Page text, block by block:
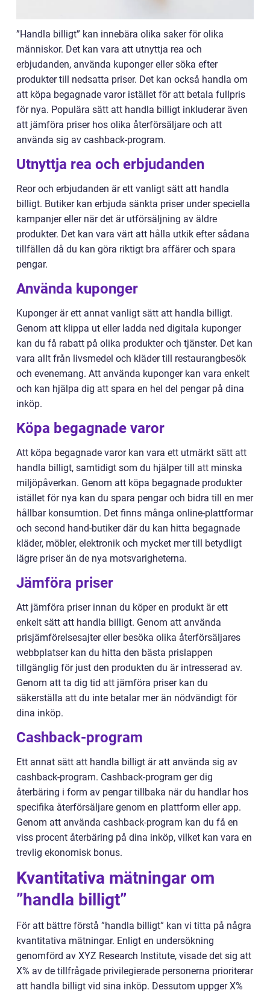
”Handla billigt” kan innebära olika saker för olika
människor. Det kan vara att utnyttja rea och
erbjudanden, använda kuponger eller söka efter
produkter till nedsatta priser. Det kan också handla om
att köpa begagnade varor istället för att betala fullpris
för nya. Populära sätt att handla billigt inkluderar även
att jämföra priser hos olika återförsäljare och att
använda sig av cashback-program.
Utnyttja rea och erbjudanden
Reor och erbjudanden är ett vanligt sätt att handla
billigt. Butiker kan erbjuda sänkta priser under speciella
kampanjer eller när det är utförsäljning av äldre
produkter. Det kan vara värt att hålla utkik efter sådana
tillfällen då du kan göra riktigt bra affärer och spara
pengar.
Använda kuponger
Kuponger är ett annat vanligt sätt att handla billigt.
Genom att klippa ut eller ladda ned digitala kuponger
kan du få rabatt på olika produkter och tjänster. Det kan
vara allt från livsmedel och kläder till restaurangbesök
och evenemang. Att använda kuponger kan vara enkelt
och kan hjälpa dig att spara en hel del pengar på dina
inköp.
Köpa begagnade varor
Att köpa begagnade varor kan vara ett utmärkt sätt att
handla billigt, samtidigt som du hjälper till att minska
miljöpåverkan. Genom att köpa begagnade produkter
istället för nya kan du spara pengar och bidra till en mer
hållbar konsumtion. Det finns många online-plattformar
och second hand-butiker där du kan hitta begagnade
kläder, möbler, elektronik och mycket mer till betydligt
lägre priser än de nya motsvarigheterna.
Jämföra priser
Att jämföra priser innan du köper en produkt är ett
enkelt sätt att handla billigt. Genom att använda
prisjämförelsesajter eller besöka olika återförsäljares
webbplatser kan du hitta den bästa prislappen
tillgänglig för just den produkten du är intresserad av.
Genom att ta dig tid att jämföra priser kan du
säkerställa att du inte betalar mer än nödvändigt för
dina inköp.
Cashback-program
Ett annat sätt att handla billigt är att använda sig av
cashback-program. Cashback-program ger dig
återbäring i form av pengar tillbaka när du handlar hos
specifika återförsäljare genom en plattform eller app.
Genom att använda cashback-program kan du få en
viss procent återbäring på dina inköp, vilket kan vara en
trevlig ekonomisk bonus.
Kvantitativa mätningar om
”handla billigt”
För att bättre förstå ”handla billigt” kan vi titta på några
kvantitativa mätningar. Enligt en undersökning
genomförd av XYZ Research Institute, visade det sig att
X% av de tillfrågade privilegierade personerna prioriterar
att handla billigt vid sina inköp. Dessutom uppger X%